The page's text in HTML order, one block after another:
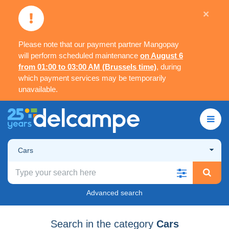
Please note that our payment partner Mangopay
will perform scheduled maintenance on August 6
from 01:00 to 03:00 AM (Brussels time), during
which payment services may be temporarily
unavailable.
×
Cars
Advanced search
Search in the category Cars